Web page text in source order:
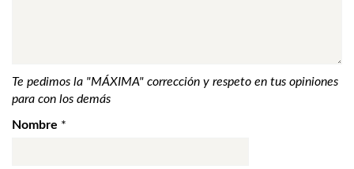
Te pedimos la "MÁXIMA" corrección y respeto en tus opiniones
para con los demás
Nombre *